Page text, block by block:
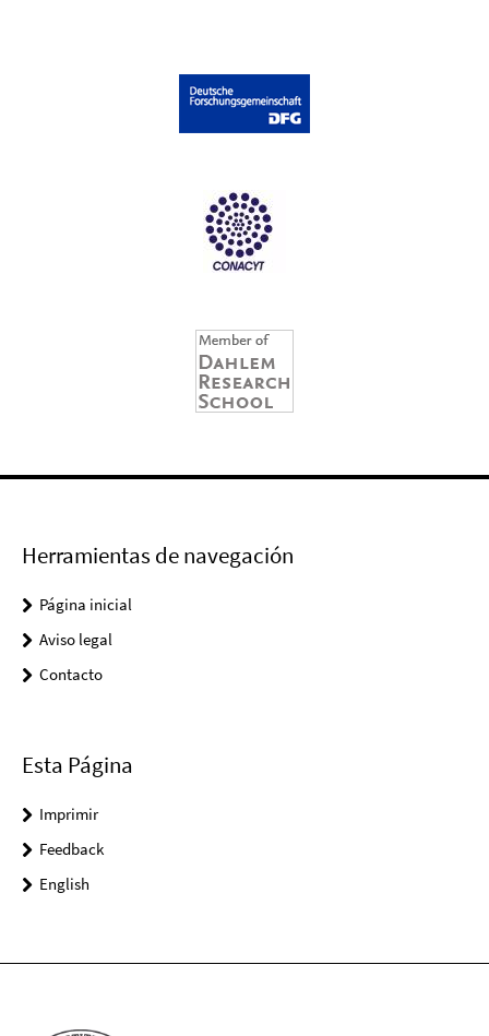
Herramientas de navegación
Página inicial
Aviso legal
Contacto
Esta Página
Imprimir
Feedback
English